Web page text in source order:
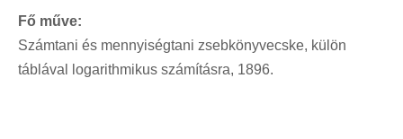
Fő műve:
Számtani és mennyiségtani zsebkönyvecske, külön
táblával logarithmikus számításra, 1896.